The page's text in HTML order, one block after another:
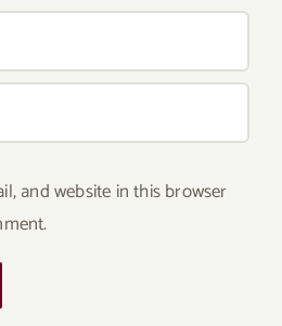
and website in this browser